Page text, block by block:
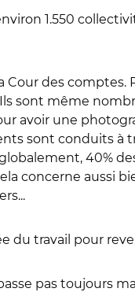
1.550
Cour des
sont même
avoir une
sont conduits
40%
concerne aussi
travail pour
pas toujours